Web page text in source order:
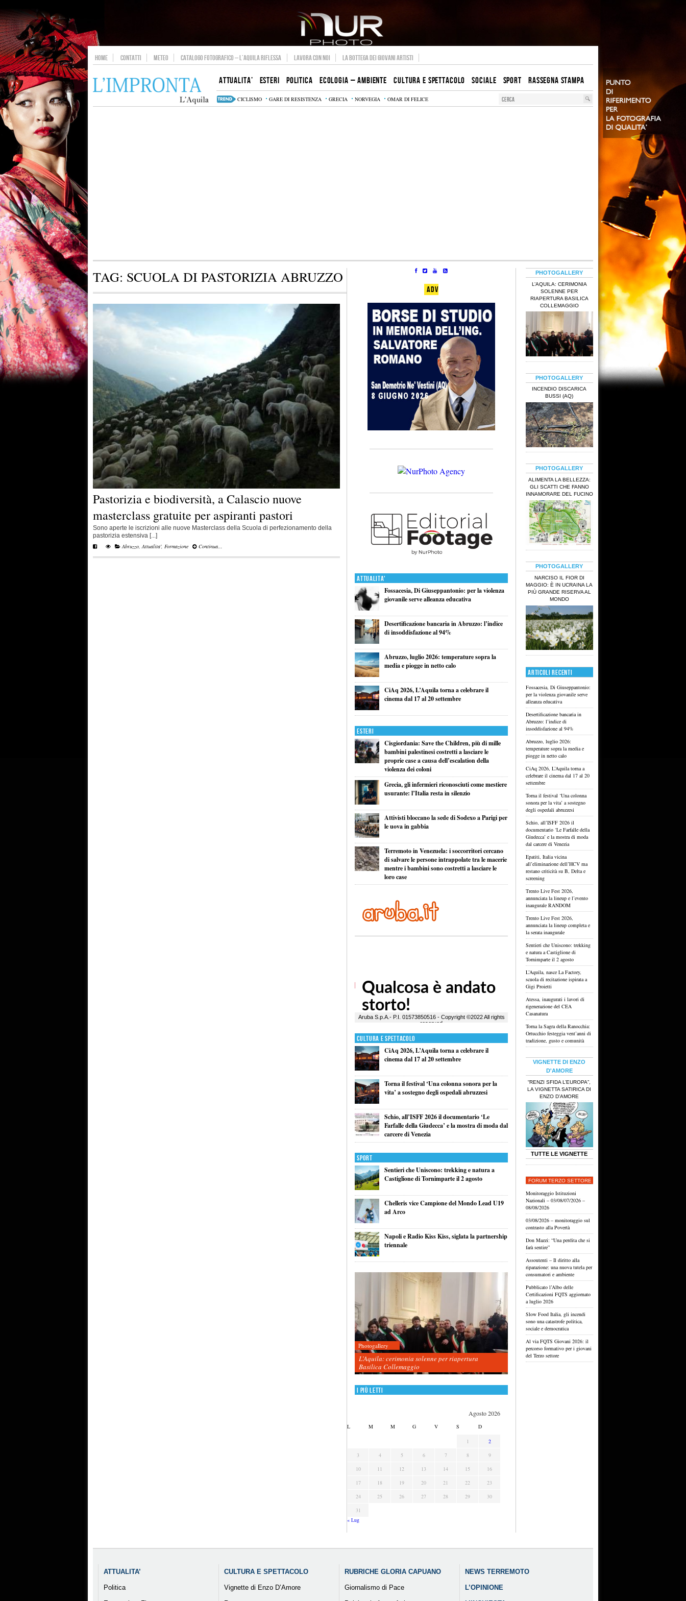
HOME CONTATTI METEO CATALOGO FOTOGRAFICO – L’AQUILA RIFLESSA LAVORA CON NOI LA BOTTEGA DEI GIOVANI ARTISTI
ATTUALITA’ ESTERI POLITICA ECOLOGIA – AMBIENTE CULTURA E SPETTACOLO SOCIALE SPORT RASSEGNA STAMPA
CICLISMO GARE DI RESISTENZA GRECIA NORVEGIA OMAR DI FELICE
TAG: SCUOLA DI PASTORIZIA ABRUZZO
Pastorizia e biodiversità, a Calascio nuove
masterclass gratuite per aspiranti pastori
Sono aperte le iscrizioni alle nuove Masterclass della Scuola di perfezionamento della
pastorizia estensiva [...]
Abruzzo,Attualita', Formazione Continua...
ADV
Attualita'
Fossacesia, Di Giuseppantonio: per la violenza
giovanile serve alleanza educativa
Desertificazione bancaria in Abruzzo: l’indice
di insoddisfazione al 94%
Abruzzo, luglio 2026: temperature sopra la
media e piogge in netto calo
CiAq 2026, L’Aquila torna a celebrare il
cinema dal 17 al 20 settembre
Esteri
Cisgiordania: Save the Children, più di mille
bambini palestinesi costretti a lasciare le
proprie case a causa dell’escalation della
violenza dei coloni
Grecia, gli infermieri riconosciuti come mestiere
usurante: l’Italia resta in silenzio
Attivisti bloccano la sede di Sodexo a Parigi per
le uova in gabbia
Terremoto in Venezuela: i soccorritori cercano
di salvare le persone intrappolate tra le macerie
mentre i bambini sono costretti a lasciare le
loro case
Cultura e Spettacolo
CiAq 2026, L’Aquila torna a celebrare il
cinema dal 17 al 20 settembre
Torna il festival ‘Una colonna sonora per la
vita’ a sostegno degli ospedali abruzzesi
Schio, all’ISFF 2026 il documentario ‘Le
Farfalle della Giudecca’ e la mostra di moda dal
carcere di Venezia
Sport
Sentieri che Uniscono: trekking e natura a
Castiglione di Tornimparte il 2 agosto
Chelleris vice Campione del Mondo Lead U19
ad Arco
Napoli e Radio Kiss Kiss, siglata la partnership
triennale
Photogallery
L’Aquila: cerimonia solenne per riapertura
Basilica Collemaggio
I più letti
Agosto 2026
L M M G V S D
1
2
3
4 5 6 7 8
9
10
11 12 13 14 15
16
17
18 19 20 21 22
23
24
25 26 27 28 29
30
31
« Lug
PHOTOGALLERY
L’AQUILA: CERIMONIA
SOLENNE PER
RIAPERTURA BASILICA
COLLEMAGGIO
PHOTOGALLERY
INCENDIO DISCARICA
BUSSI (AQ)
PHOTOGALLERY
ALIMENTA LA BELLEZZA:
GLI SCATTI CHE FANNO
INNAMORARE DEL FUCINO
PHOTOGALLERY
NARCISO IL FIOR DI
MAGGIO: È IN UCRAINA LA
PIÙ GRANDE RISERVA AL
MONDO
ARTICOLI RECENTI
Fossacesia, Di Giuseppantonio:
per la violenza giovanile serve
alleanza educativa
Desertificazione bancaria in
Abruzzo: l’indice di
insoddisfazione al 94%
Abruzzo, luglio 2026:
temperature sopra la media e
piogge in netto calo
CiAq 2026, L’Aquila torna a
celebrare il cinema dal 17 al 20
settembre
Torna il festival ‘Una colonna
sonora per la vita’ a sostegno
degli ospedali abruzzesi
Schio, all’ISFF 2026 il
documentario ‘Le Farfalle della
Giudecca’ e la mostra di moda
dal carcere di Venezia
Epatiti, Italia vicina
all’eliminazione dell’HCV ma
restano criticità su B, Delta e
screening
Trento Live Fest 2026,
annunciata la lineup e l’evento
inaugurale RANDOM
Trento Live Fest 2026,
annunciata la lineup completa e
la serata inaugurale
Sentieri che Uniscono: trekking
e natura a Castiglione di
Tornimparte il 2 agosto
L’Aquila, nasce La Factory,
scuola di recitazione ispirata a
Gigi Proietti
Atessa, inaugurati i lavori di
rigenerazione del CEA
Casanatura
Torna la Sagra della Ranocchia:
Ortucchio festeggia vent’anni di
tradizione, gusto e comunità
VIGNETTE DI ENZO
D'AMORE
“RENZI SFIDA L’EUROPA”,
LA VIGNETTA SATIRICA DI
ENZO D’AMORE
TUTTE LE VIGNETTE
FORUM TERZO SETTORE
Monitoraggio Istituzioni
Nazionali – 03/08/07/2026 –
08/08/2026
03/08/2026 – monitoraggio sul
contrasto alla Povertà
Don Mazzi: “Una perdita che si
farà sentire”
Assoutenti – Il diritto alla
riparazione: una nuova tutela per
consumatori e ambiente
Pubblicato l’Albo delle
Certificazioni FQTS aggiornato
a luglio 2026
Slow Food Italia, gli incendi
sono una catastrofe politica,
sociale e democratica
Al via FQTS Giovani 2026: il
percorso formativo per i giovani
del Terzo settore
ATTUALITA’
Politica
CULTURA E SPETTACOLO
Vignette di Enzo D’Amore
RUBRICHE GLORIA CAPUANO
Giornalismo di Pace
NEWS TERREMOTO
L’OPINIONE